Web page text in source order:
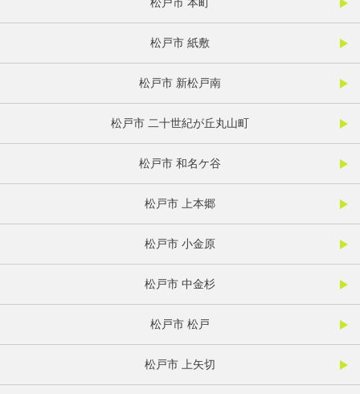
松戸市 本町
松戸市 紙敷
松戸市 新松戸南
松戸市 二十世紀が丘丸山町
松戸市 和名ケ谷
松戸市 上本郷
松戸市 小金原
松戸市 中金杉
松戸市 松戸
松戸市 上矢切